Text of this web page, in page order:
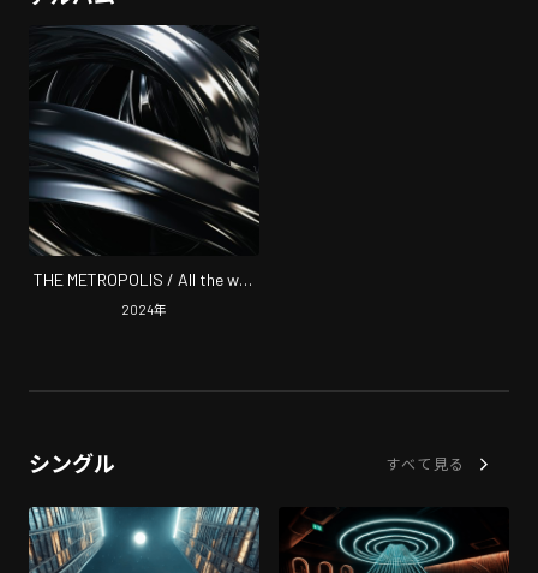
THE METROPOLIS / All the way
to the end
2024年
シングル すべて見る